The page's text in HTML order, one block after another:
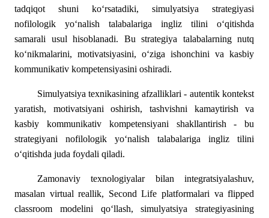
tadqiqot shuni ko‘rsatadiki, simulyatsiya strategiyasi
nofilologik yo‘nalish talabalariga ingliz tilini o‘qitishda
samarali usul hisoblanadi. Bu strategiya talabalarning nutq
ko‘nikmalarini, motivatsiyasini, o‘ziga ishonchini va kasbiy
kommunikativ kompetensiyasini oshiradi.
Simulyatsiya texnikasining afzalliklari - autentik kontekst
yaratish, motivatsiyani oshirish, tashvishni kamaytirish va
kasbiy kommunikativ kompetensiyani shakllantirish - bu
strategiyani nofilologik yo‘nalish talabalariga ingliz tilini
o‘qitishda juda foydali qiladi.
Zamonaviy texnologiyalar bilan integratsiyalashuv,
masalan virtual reallik, Second Life platformalari va flipped
classroom modelini qo‘llash, simulyatsiya strategiyasining